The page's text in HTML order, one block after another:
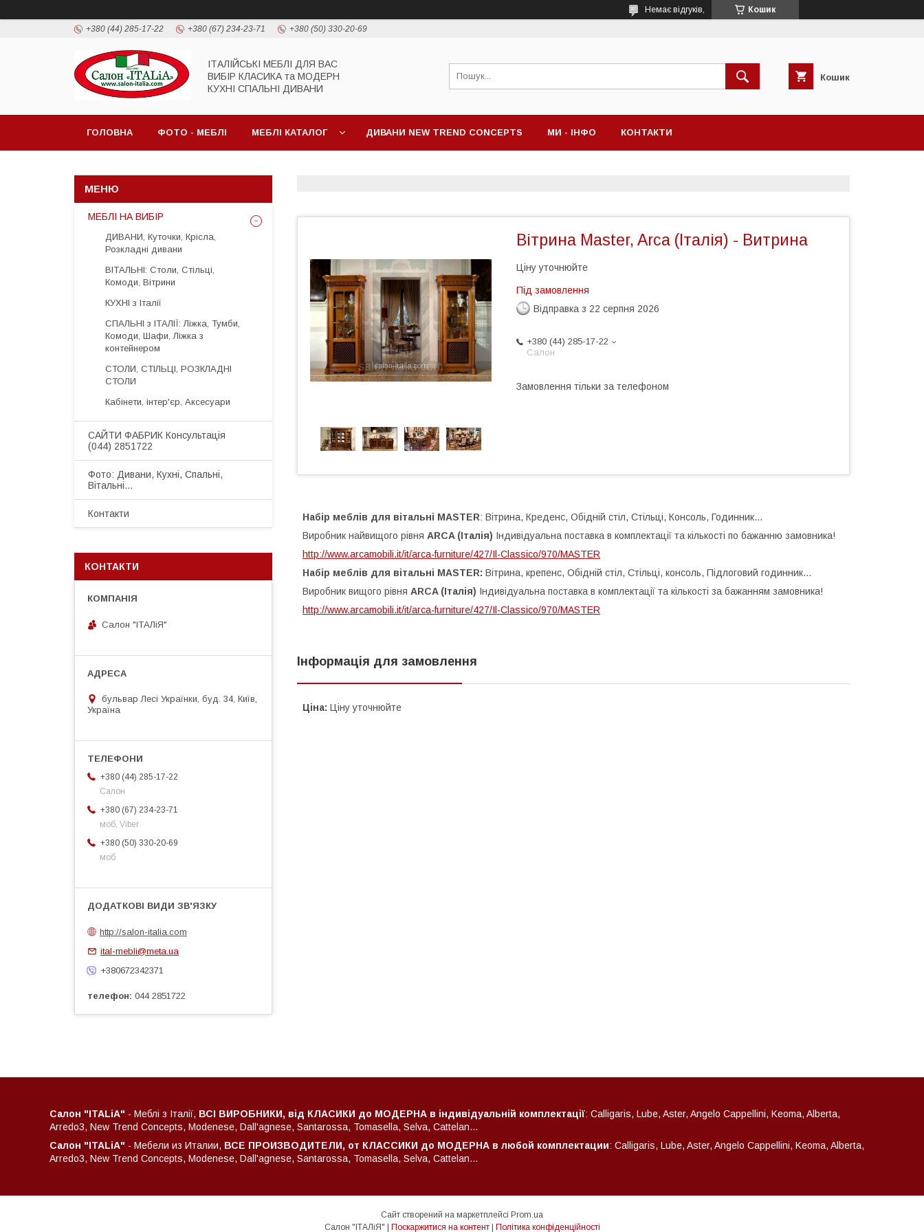
Кошик
Немає відгуків,
+380 (44) 285-17-22 +380 (67) 234-23-71 +380 (50) 330-20-69
ІТАЛІЙСЬКІ МЕБЛІ ДЛЯ ВАС
ВИБІР КЛАСИКА та МОДЕРН
КУХНІ СПАЛЬНІ ДИВАНИ
Кошик
ГОЛОВНА ФОТО - МЕБЛІ МЕБЛІ КАТАЛОГ ДИВАНИ NEW TREND CONCEPTS МИ - ІНФО КОНТАКТИ
Вітрина Master, Arca (Італія) - Витрина
Ціну уточнюйте
Під замовлення
Відправка з 22 серпня 2026
+380 (44) 285-17-22
Салон
Замовлення тільки за телефоном
Набір меблів для вітальні MASTER: Вітрина, Креденс, Обідній стіл, Стільці, Консоль, Годинник...
Виробник найвищого рівня ARCA (Італія) Індивідуальна поставка в комплектації та кількості по бажанню замовника!
http://www.arcamobili.it/it/arca-furniture/427/Il-Classico/970/MASTER
Набір меблів для вітальні MASTER: Вітрина, крепенс, Обідній стіл, Стільці, консоль, Підлоговий годинник...
Виробник вищого рівня ARCA (Італія) Індивідуальна поставка в комплектації та кількості за бажанням замовника!
http://www.arcamobili.it/it/arca-furniture/427/Il-Classico/970/MASTER
Інформація для замовлення
Ціна: Ціну уточнюйте
МЕБЛІ НА ВИБІР
ДИВАНИ, Куточки, Крісла,
Розкладні дивани
ВІТАЛЬНІ: Столи, Стільці,
Комоди, Вітрини
КУХНІ з Італії
СПАЛЬНІ з ІТАЛІЇ: Ліжка, Тумби,
Комоди, Шафи, Ліжка з
контейнером
СТОЛИ, СТІЛЬЦІ, РОЗКЛАДНІ
СТОЛИ
Кабінети, інтер'єр, Аксесуари
САЙТИ ФАБРИК Консультація
(044) 2851722
Фото: Дивани, Кухні, Спальні,
Вітальні...
Контакти
КОНТАКТИ
Салон "ІТАЛіЯ"
бульвар Лесі Українки, буд. 34, Київ,
Україна
+380 (44) 285-17-22
Салон
+380 (67) 234-23-71
моб, Viber
+380 (50) 330-20-69
моб
http://salon-italia.com
ital-mebli@meta.ua
+380672342371
телефон 044 2851722
Салон "ITALiA" - Меблі з Італії, ВСІ ВИРОБНИКИ, від КЛАСИКИ до МОДЕРНА в індивідуальній комплектації: Calligaris, Lube, Aster, Angelo Cappellini, Keoma, Alberta,
Arredo3, New Trend Concepts, Modenese, Dall'agnese, Santarossa, Tomasella, Selva, Cattelan...
Салон "ITALiA" - Мебели из Италии, ВСЕ ПРОИЗВОДИТЕЛИ, от КЛАССИКИ до МОДЕРНА в любой комплектации: Calligaris, Lube, Aster, Angelo Cappellini, Keoma, Alberta,
Arredo3, New Trend Concepts, Modenese, Dall'agnese, Santarossa, Tomasella, Selva, Cattelan...
Сайт створений на маркетплейсі Prom.ua
Поскаржитися на контент Політика конфіденційності